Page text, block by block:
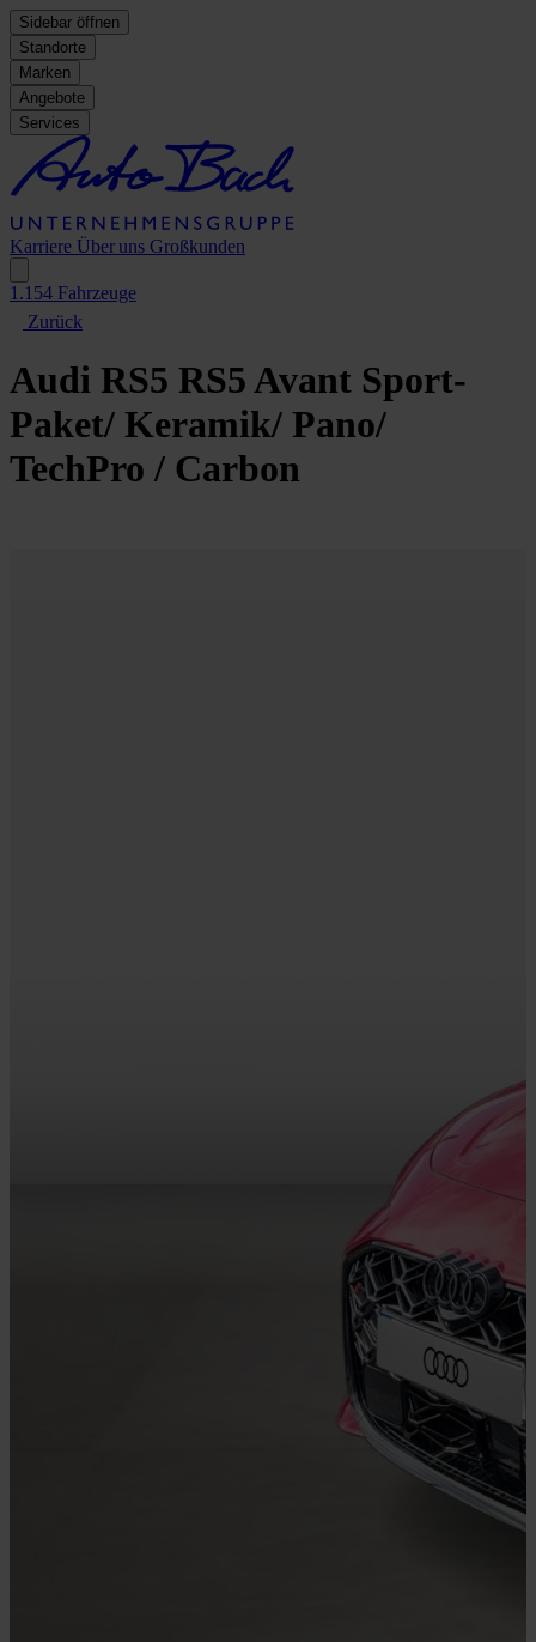
Sidebar öffnen
Standorte
Marken
Angebote
Services
Karriere Über uns Großkunden
1.154 Fahrzeuge
Zurück
Audi RS5 RS5 Avant Sport-
Paket/ Keramik/ Pano/
TechPro / Carbon